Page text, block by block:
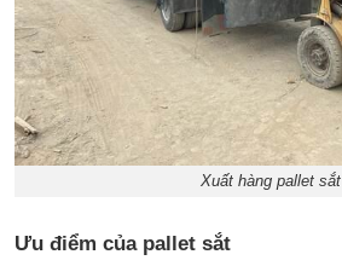
Xuất hàng pallet sắt
Ưu điểm của pallet sắt